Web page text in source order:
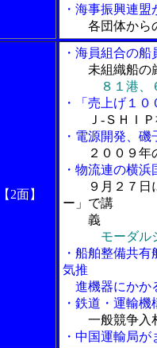
・海事振興連
各団体から
【2面】
・海員組合の
未組織船の
８１港、
・「売上げ１
Ｊ-ＳＨＩ
・電源開発、
２００９
・物流連の横
９月２７
ー」で講
義
モーダル
・船舶整備共
気推
進機器にかか
・鉄道・運輸
一般競争入
・中国運輸局